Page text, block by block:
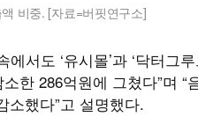
비중. [자료=버핏연구소]
서도 ‘유시몰’과 ‘닥터그
한 286억원에 그쳤다”며
소했다”고 설명했다.